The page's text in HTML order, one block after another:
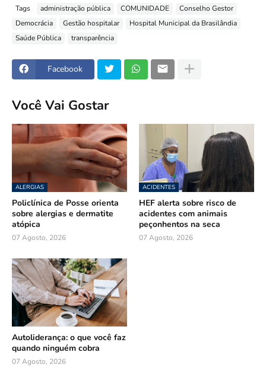
Tags administração pública COMUNIDADE
Conselho Gestor
Democrácia
Gestão hospitalar
Hospital Municipal da Brasilândia
Saúde Pública
transparência
Facebook
Você Vai Gostar
ALERGIAS
Policlínica de Posse orienta
sobre alergias e dermatite
atópica
07 Agosto, 2026
ACIDENTES
HEF alerta sobre risco de
acidentes com animais
peçonhentos na seca
07 Agosto, 2026
Autoliderança: o que você faz
quando ninguém cobra
07 Agosto, 2026